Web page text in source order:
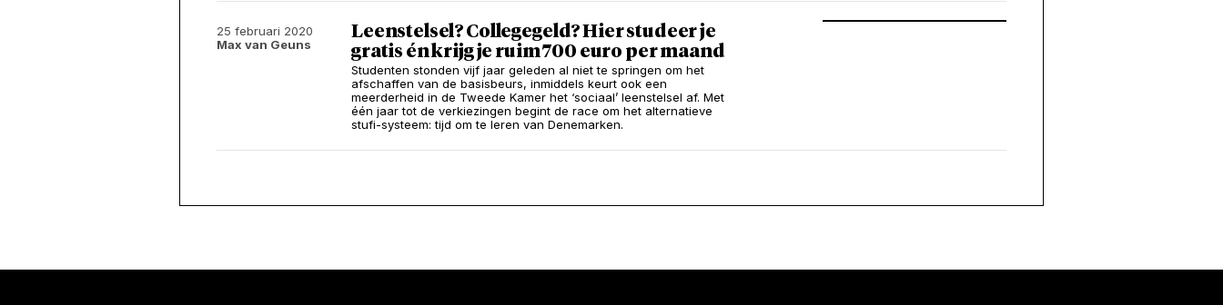
25 februari 2020
Max van Geuns
Leenstelsel? Collegegeld? Hier studeer je
gratis én krijg je ruim 700 euro per maand
Studenten stonden vijf jaar geleden al niet te springen om het
afschaffen van de basisbeurs, inmiddels keurt ook een
meerderheid in de Tweede Kamer het ‘sociaal’ leenstelsel af. Met
één jaar tot de verkiezingen begint de race om het alternatieve
stufi-systeem: tijd om te leren van Denemarken.